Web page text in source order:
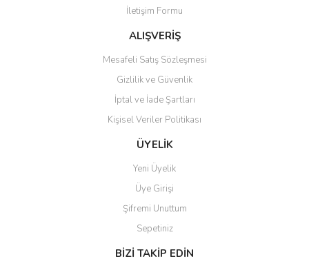
Ürün fiyatı diğer sitelerden daha pahalı.
Bu ürüne benzer farklı alternatifler olmalı.
Gönder
İletişim Formu
ALIŞVERİŞ
Mesafeli Satış Sözleşmesi
Gizlilik ve Güvenlik
İptal ve İade Şartları
Kişisel Veriler Politikası
ÜYELİK
Yeni Üyelik
Üye Girişi
Şifremi Unuttum
Sepetiniz
BİZİ TAKİP EDİN